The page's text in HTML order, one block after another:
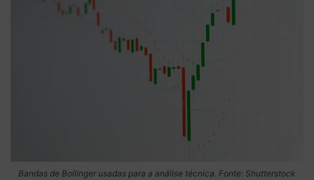
Bandas de Bollinger usadas para a análise técnica. Fonte: Shutterstock